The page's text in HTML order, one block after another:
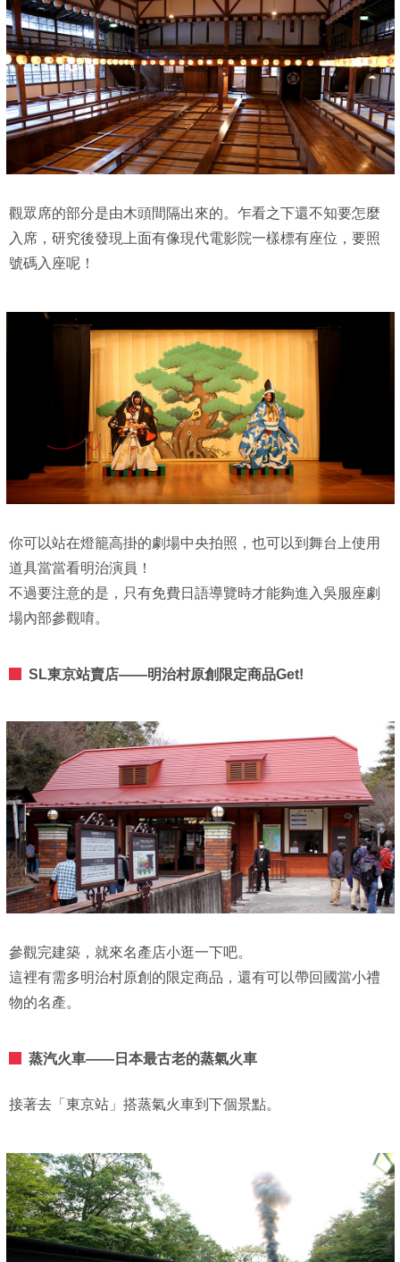
觀眾席的部分是由木頭間隔出來的。乍看之下還不知要怎麼
入席，研究後發現上面有像現代電影院一樣標有座位，要照
號碼入座呢！
你可以站在燈籠高掛的劇場中央拍照，也可以到舞台上使用
道具當當看明治演員！
不過要注意的是，只有免費日語導覽時才能夠進入吳服座劇
場內部參觀唷。
SL東京站賣店——明治村原創限定商品Get!
參觀完建築，就來名產店小逛一下吧。
這裡有需多明治村原創的限定商品，還有可以帶回國當小禮
物的名產。
蒸汽火車——日本最古老的蒸氣火車
接著去「東京站」搭蒸氣火車到下個景點。